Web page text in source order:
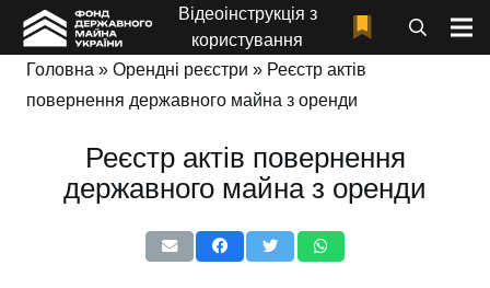
Відеоінструкція з
користування
Головна » Орендні реєстри » Реєстр актів
повернення державного майна з оренди
Реєстр актів повернення
державного майна з оренди